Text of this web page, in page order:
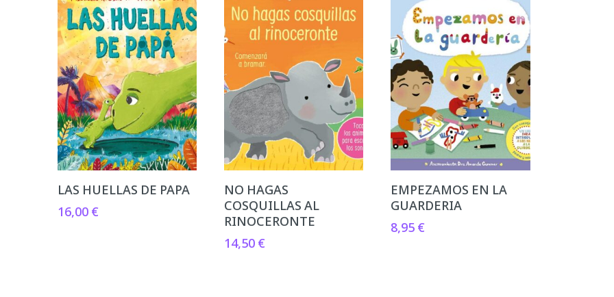
LAS HUELLAS DE PAPA
16,00 €
NO HAGAS
COSQUILLAS AL
RINOCERONTE
14,50 €
EMPEZAMOS EN LA
GUARDERIA
8,95 €